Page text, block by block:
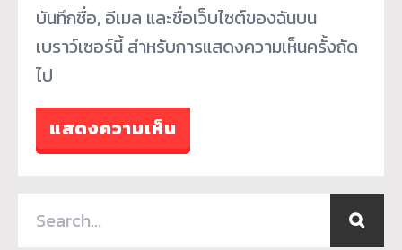
บันทึกชื่อ, อีเมล และชื่อเว็บไซต์ของฉันบน
เบราว์เซอร์นี้ สำหรับการแสดงความเห็นครั้งถัด
ไป